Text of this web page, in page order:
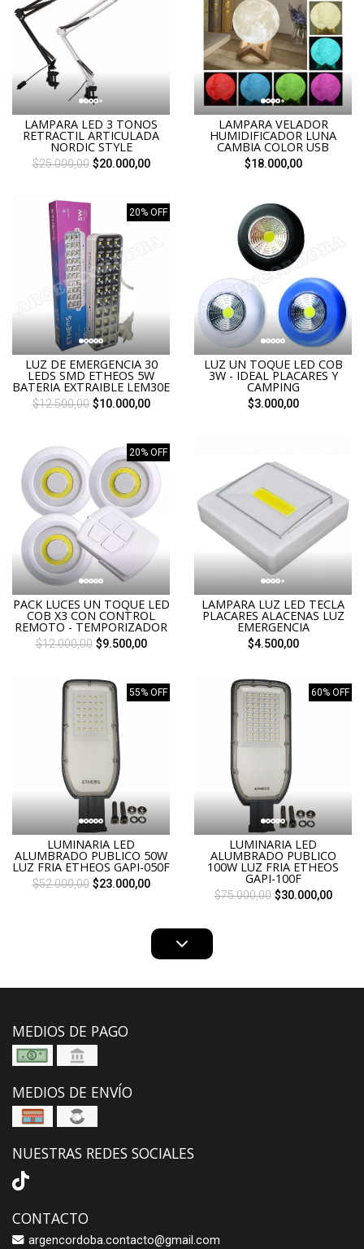
LAMPARA LED 3 TONOS
RETRACTIL ARTICULADA
NORDIC STYLE
$25.000,00$20.000,00
LAMPARA VELADOR
HUMIDIFICADOR LUNA
CAMBIA COLOR USB
$18.000,00
20% OFF
LUZ DE EMERGENCIA 30
LEDS SMD ETHEOS 5W
BATERIA EXTRAIBLE LEM30E
$12.500,00$10.000,00
LUZ UN TOQUE LED COB
3W - IDEAL PLACARES Y
CAMPING
$3.000,00
20% OFF
PACK LUCES UN TOQUE LED
COB X3 CON CONTROL
REMOTO - TEMPORIZADOR
$12.000,00$9.500,00
LAMPARA LUZ LED TECLA
PLACARES ALACENAS LUZ
EMERGENCIA
$4.500,00
55% OFF
LUMINARIA LED
ALUMBRADO PUBLICO 50W
LUZ FRIA ETHEOS GAPI-050F
$52.000,00$23.000,00
60% OFF
LUMINARIA LED
ALUMBRADO PUBLICO
100W LUZ FRIA ETHEOS
GAPI-100F
$75.000,00$30.000,00
MEDIOS DE PAGO
MEDIOS DE ENVÍO
NUESTRAS REDES SOCIALES
CONTACTO
argencordoba.contacto@gmail.com